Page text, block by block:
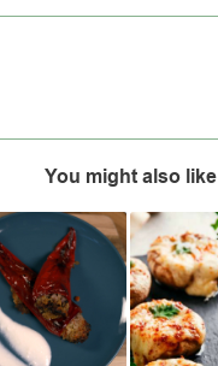
You might also like